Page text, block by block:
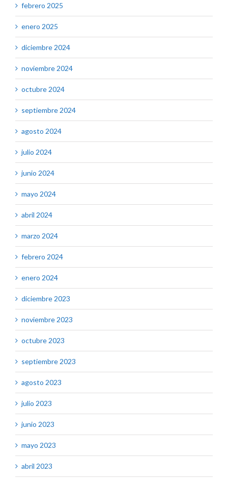
febrero 2025
enero 2025
diciembre 2024
noviembre 2024
octubre 2024
septiembre 2024
agosto 2024
julio 2024
junio 2024
mayo 2024
abril 2024
marzo 2024
febrero 2024
enero 2024
diciembre 2023
noviembre 2023
octubre 2023
septiembre 2023
agosto 2023
julio 2023
junio 2023
mayo 2023
abril 2023